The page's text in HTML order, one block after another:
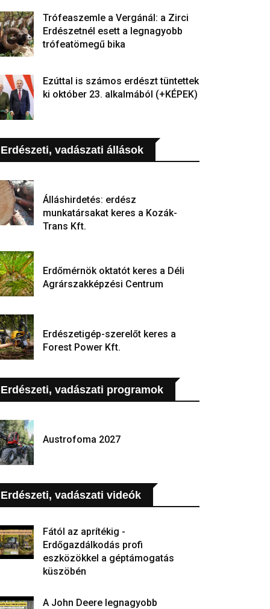
Trófeaszemle a Vergánál: a Zirci
Erdészetnél esett a legnagyobb
trófeatömegű bika
Ezúttal is számos erdészt tüntettek
ki október 23. alkalmából (+KÉPEK)
Erdészeti, vadászati állások
Álláshirdetés: erdész
munkatársakat keres a Kozák-
Trans Kft.
Erdőmérnök oktatót keres a Déli
Agrárszakképzési Centrum
Erdészetigép-szerelőt keres a
Forest Power Kft.
Erdészeti, vadászati programok
Austrofoma 2027
Erdészeti, vadászati videók
Fától az aprítékig -
Erdőgazdálkodás profi
eszközökkel a géptámogatás
küszöbén
A John Deere legnagyobb